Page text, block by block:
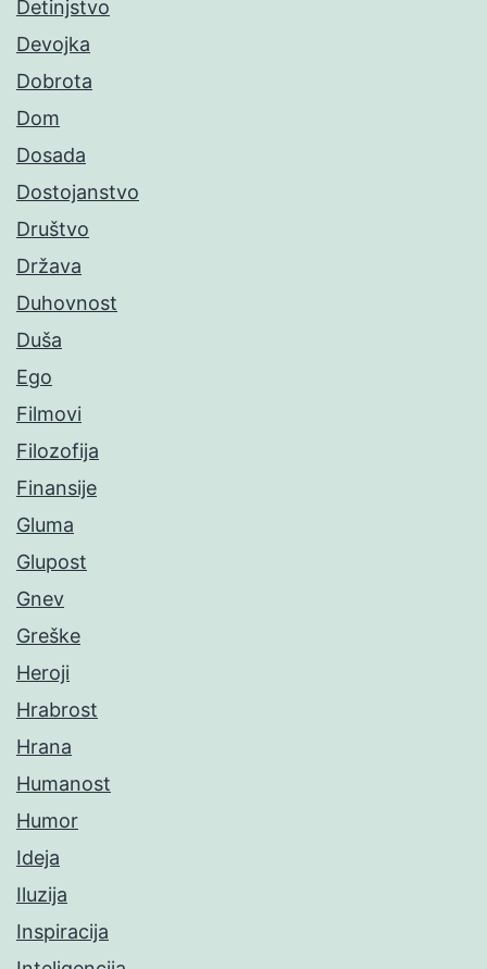
Detinjstvo
Devojka
Dobrota
Dom
Dosada
Dostojanstvo
Društvo
Država
Duhovnost
Duša
Ego
Filmovi
Filozofija
Finansije
Gluma
Glupost
Gnev
Greške
Heroji
Hrabrost
Hrana
Humanost
Humor
Ideja
Iluzija
Inspiracija